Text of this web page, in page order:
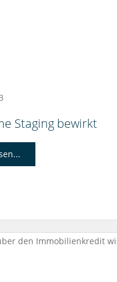
Staging bewirkt